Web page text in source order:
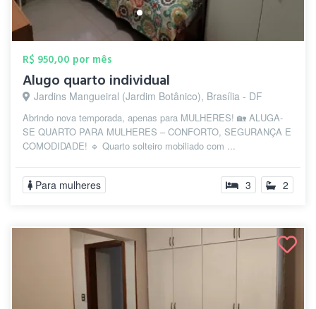
R$ 950,00 por mês
Alugo quarto individual
Jardins Mangueiral (Jardim Botânico), Brasília - DF
Abrindo nova temporada, apenas para MULHERES! 🏡 ALUGA-
SE QUARTO PARA MULHERES – CONFORTO, SEGURANÇA E
COMODIDADE! 🔹 Quarto solteiro mobiliado com ...
Para mulheres 3 2